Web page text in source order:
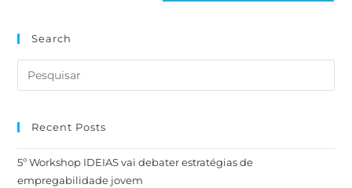
Search
Recent Posts
5º Workshop IDEIAS vai debater estratégias de
empregabilidade jovem